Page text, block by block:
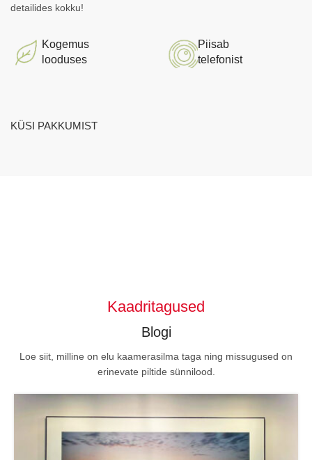
detailides kokku!
Kogemus
looduses
Piisab
telefonist
KÜSI PAKKUMIST
Kaadritagused
Blogi
Loe siit, milline on elu kaamerasilma taga ning missugused on
erinevate piltide sünnilood.